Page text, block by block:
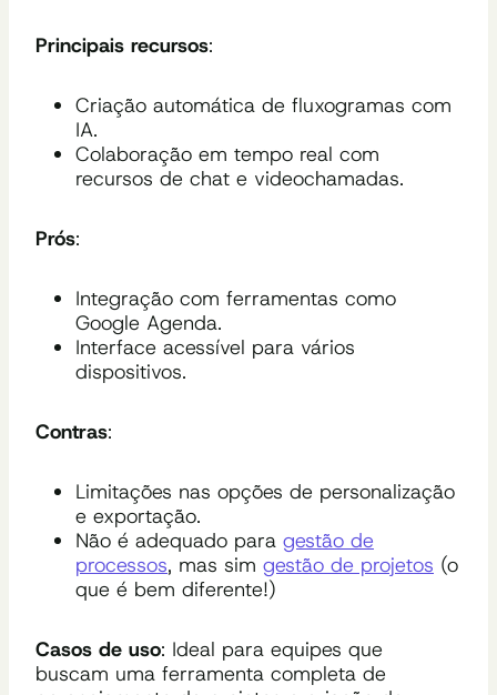
Principais recursos:
Criação automática de fluxogramas com
IA.
Colaboração em tempo real com
recursos de chat e videochamadas.
Prós:
Integração com ferramentas como
Google Agenda.
Interface acessível para vários
dispositivos.
Contras:
Limitações nas opções de personalização
e exportação.
Não é adequado para gestão de
processos, mas sim gestão de projetos (o
que é bem diferente!)
Casos de uso: Ideal para equipes que
buscam uma ferramenta completa de